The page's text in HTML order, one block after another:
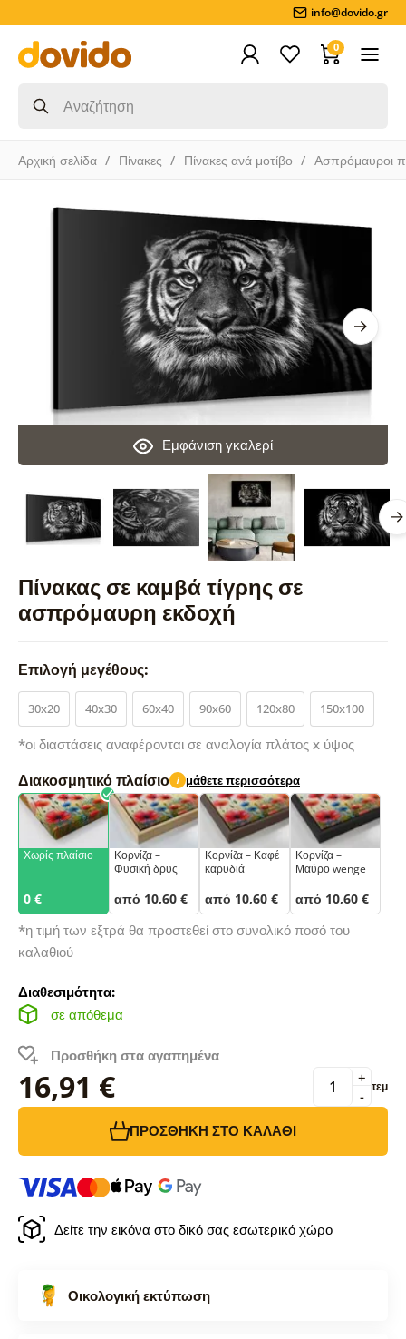
info@dovido.gr
0
Αρχική σελίδα Πίνακες Πίνακες ανά μοτίβο Ασπρόμαυροι
Πίνακας σε καμβά τίγρης σε
ασπρόμαυρη εκδοχή
Εμφάνιση γκαλερί
Επιλογή μεγέθους:
30x20 40x30 60x40 90x60 120x80 150x100
*οι διαστάσεις αναφέρονται σε αναλογία πλάτος x ύψος
Διακοσμητικό πλαίσιο i μάθετε περισσότερα
Χωρίς πλαίσιο
0 €
Κορνίζα –
Φυσική δρυς
από 10,60 €
Κορνίζα – Καφέ
καρυδιά
από 10,60 €
Κορνίζα –
Μαύρο wenge
από 10,60 €
*η τιμή των εξτρά θα προστεθεί στο συνολικό ποσό του
καλαθιού
Διαθεσιμότητα:
σε απόθεμα
Προσθήκη στα αγαπημένα
16,91 € -
+ τεμ
ΠΡΟΣΘΉΚΗ ΣΤΟ ΚΑΛΆΘΙ
Δείτε την εικόνα στο δικό σας εσωτερικό χώρο
Οικολογική εκτύπωση